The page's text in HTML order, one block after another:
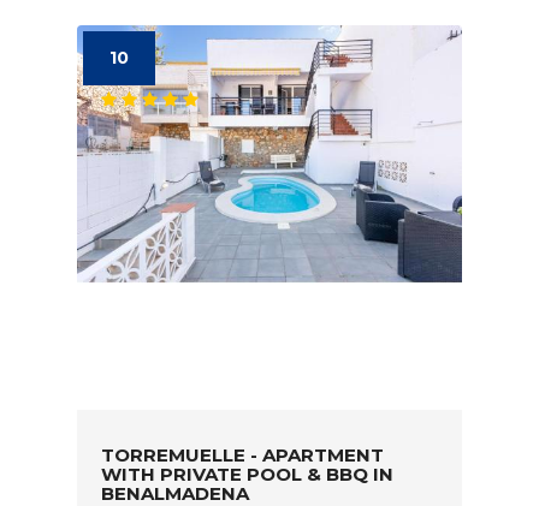
10
TORREMUELLE - APARTMENT
WITH PRIVATE POOL & BBQ IN
BENALMADENA